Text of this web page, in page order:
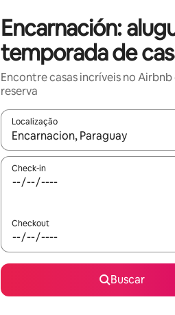
Encarnación:
temporada de
Encontre casas incríveis no Airbnb
reserva
Localização
Quando os resultados estiverem
Check-in
Checkout
Buscar